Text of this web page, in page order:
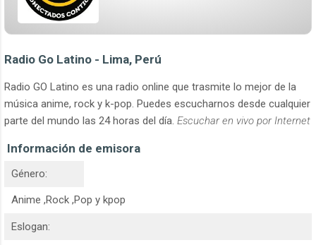
Radio Go Latino - Lima, Perú
Radio GO Latino es una radio online que trasmite lo mejor de la
música anime, rock y k-pop. Puedes escucharnos desde cualquier
parte del mundo las 24 horas del día. Escuchar en vivo por Internet
Información de emisora
Género:
Anime ,Rock ,Pop y kpop
Eslogan: